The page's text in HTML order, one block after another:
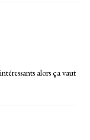
alors ça vaut